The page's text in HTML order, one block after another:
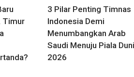
Timur
3 Pilar Penting Timnas
Indonesia Demi
Menumbangkan Arab
Saudi Menuju Piala
2026